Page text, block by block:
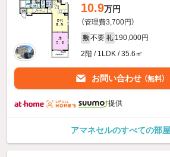
10.9万円
（管理費3,700円）
敷 不要 礼 190,000円
2階 / 1LDK / 35.6㎡
お問い合わせ （無料）
提供
アマネセルのすべての部